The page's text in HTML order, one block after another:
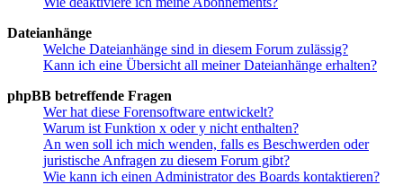
Dateianhänge
Welche Dateianhänge sind in diesem Forum zulässig?
Kann ich eine Übersicht all meiner Dateianhänge erhalten?
phpBB betreffende Fragen
Wer hat diese Forensoftware entwickelt?
Warum ist Funktion x oder y nicht enthalten?
An wen soll ich mich wenden, falls es Beschwerden oder
juristische Anfragen zu diesem Forum gibt?
Wie kann ich einen Administrator des Boards kontaktieren?